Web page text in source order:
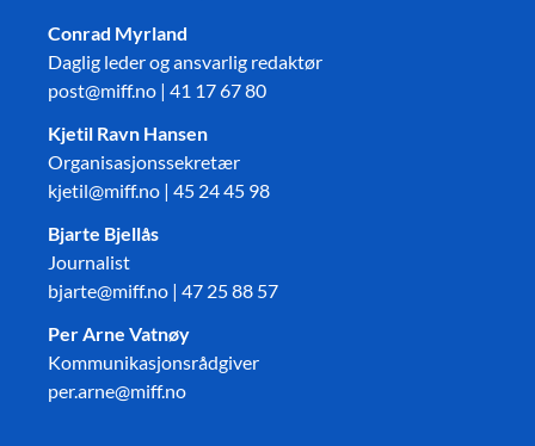
Conrad Myrland
Daglig leder og ansvarlig redaktør
post@miff.no | 41 17 67 80
Kjetil Ravn Hansen
Organisasjonssekretær
kjetil@miff.no | 45 24 45 98
Bjarte Bjellås
Journalist
bjarte@miff.no | 47 25 88 57
Per Arne Vatnøy
Kommunikasjonsrådgiver
per.arne@miff.no